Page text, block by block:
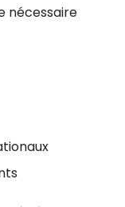
nécessaire